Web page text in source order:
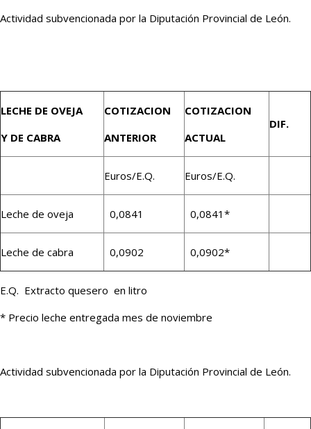
Actividad subvencionada por la Diputación Provincial de León.
LECHE DE OVEJA
Y DE CABRA
COTIZACION
ANTERIOR
COTIZACION
ACTUAL
DIF.
Euros/E.Q. Euros/E.Q.
Leche de oveja 0,0841 0,0841*
Leche de cabra 0,0902 0,0902*
E.Q. Extracto quesero en litro
* Precio leche entregada mes de noviembre
Actividad subvencionada por la Diputación Provincial de León.